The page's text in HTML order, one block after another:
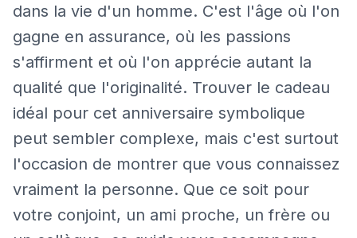
dans la vie d'un homme. C'est l'âge où l'on
gagne en assurance, où les passions
s'affirment et où l'on apprécie autant la
qualité que l'originalité. Trouver le cadeau
idéal pour cet anniversaire symbolique
peut sembler complexe, mais c'est surtout
l'occasion de montrer que vous connaissez
vraiment la personne. Que ce soit pour
votre conjoint, un ami proche, un frère ou